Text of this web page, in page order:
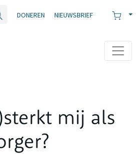
DONEREN NIEUWSBRIEF
mij als